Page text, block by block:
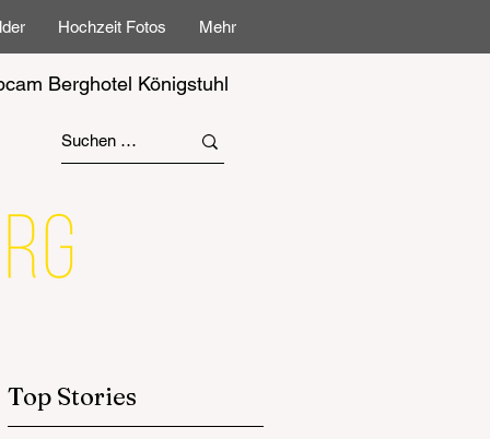
Hochzeit Fotos Mehr
Berghotel Königstuhl
Top Stories